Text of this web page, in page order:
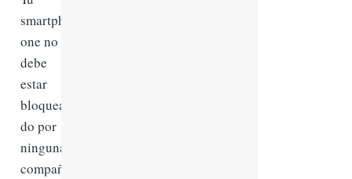
smartph
one no
debe
estar
bloquea
do por
ninguna
compañí